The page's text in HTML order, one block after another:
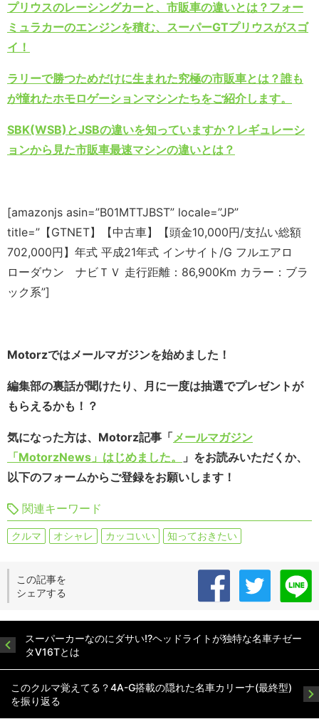
プリウスのレーシングカーと、市販車の違いとは？フォー
ミュラカーのエンジンを積む、スーパーGTプリウスがスゴ
イ！
ラリーで勝つためだけに生まれた究極の市販車とは？誰も
が憧れたホモロゲーションマシンたちをご紹介します。
SBK(WSB)とJSBの違いを知っていますか？レギュレーシ
ョンから見た市販車最速マシンの違いとは？
[amazonjs asin=”B01MTTJBST” locale=”JP”
title=”【GTNET】【中古車】【頭金10,000円/支払い総額
702,000円】年式 平成21年式 インサイト/G フルエアロ
ローダウン ナビＴＶ 走行距離：86,900Km カラー：ブラ
ック系”]
Motorzではメールマガジンを始めました！
編集部の裏話が聞けたり、月に一度は抽選でプレゼントが
もらえるかも！？
気になった方は、Motorz記事「メールマガジン
「MotorzNews」はじめました。
」をお読みいただくか、
以下のフォームからご登録をお願いします！
関連キーワード
クルマ オシャレ カッコいい 知っておきたい
この記事を
シェアする
スーパーカーなのにダサい!?ヘッドライトが独特な名車チゼー
タV16Tとは
このクルマ覚えてる？4A-G搭載の隠れた名車カリーナ(最終型)
を振り返る